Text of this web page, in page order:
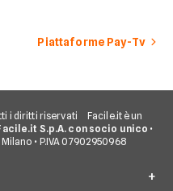
Piattaforme Pay-Tv
i diritti riservati
Facile.it è un
S.p.A. con socio unico •
• P.IVA 07902950968